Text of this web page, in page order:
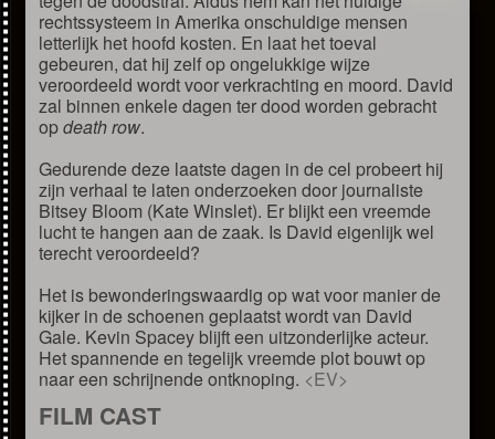
rechtssysteem in Amerika onschuldige mensen
letterlijk het hoofd kosten. En laat het toeval
gebeuren, dat hij zelf op ongelukkige wijze
veroordeeld wordt voor verkrachting en moord. David
zal binnen enkele dagen ter dood worden gebracht
opdeath row.
Gedurende deze laatste dagen in de cel probeert hij
zijn verhaal te laten onderzoeken door journaliste
Bitsey Bloom (Kate Winslet). Er blijkt een vreemde
lucht te hangen aan de zaak. Is David eigenlijk wel
terecht veroordeeld?
Het is bewonderingswaardig op wat voor manier de
kijker in de schoenen geplaatst wordt van David
Gale. Kevin Spacey blijft een uitzonderlijke acteur.
Het spannende en tegelijk vreemde plot bouwt op
naar een schrijnende ontknoping. <EV>
FILM CAST